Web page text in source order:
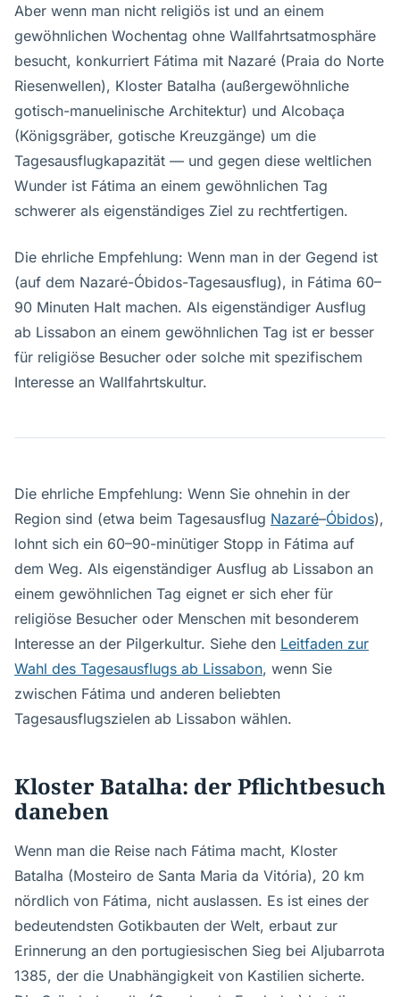
Aber wenn man nicht religiös ist und an einem
gewöhnlichen Wochentag ohne Wallfahrtsatmosphäre
besucht, konkurriert Fátima mit Nazaré (Praia do Norte
Riesenwellen), Kloster Batalha (außergewöhnliche
gotisch-manuelinische Architektur) und Alcobaça
(Königsgräber, gotische Kreuzgänge) um die
Tagesausflugkapazität — und gegen diese weltlichen
Wunder ist Fátima an einem gewöhnlichen Tag
schwerer als eigenständiges Ziel zu rechtfertigen.
Die ehrliche Empfehlung: Wenn man in der Gegend ist
(auf dem Nazaré-Óbidos-Tagesausflug), in Fátima 60–
90 Minuten Halt machen. Als eigenständiger Ausflug
ab Lissabon an einem gewöhnlichen Tag ist er besser
für religiöse Besucher oder solche mit spezifischem
Interesse an Wallfahrtskultur.
Die ehrliche Empfehlung: Wenn Sie ohnehin in der
Region sind (etwa beim Tagesausflug Nazaré–Óbidos),
lohnt sich ein 60–90-minütiger Stopp in Fátima auf
dem Weg. Als eigenständiger Ausflug ab Lissabon an
einem gewöhnlichen Tag eignet er sich eher für
religiöse Besucher oder Menschen mit besonderem
Interesse an der Pilgerkultur. Siehe den Leitfaden zur
Wahl des Tagesausflugs ab Lissabon, wenn Sie
zwischen Fátima und anderen beliebten
Tagesausflugszielen ab Lissabon wählen.
Kloster Batalha: der Pflichtbesuch
daneben
Wenn man die Reise nach Fátima macht, Kloster
Batalha (Mosteiro de Santa Maria da Vitória), 20 km
nördlich von Fátima, nicht auslassen. Es ist eines der
bedeutendsten Gotikbauten der Welt, erbaut zur
Erinnerung an den portugiesischen Sieg bei Aljubarrota
1385, der die Unabhängigkeit von Kastilien sicherte.